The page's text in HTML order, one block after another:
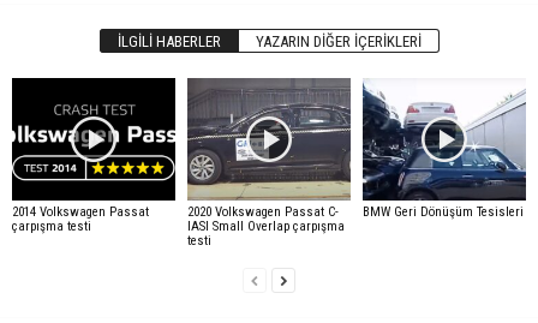
İLGILI HABERLER YAZARIN DIĞER İÇERIKLERI
2014 Volkswagen Passat
çarpışma testi
2020 Volkswagen Passat C-
IASI Small Overlap çarpışma
testi
BMW Geri Dönüşüm Tesisleri